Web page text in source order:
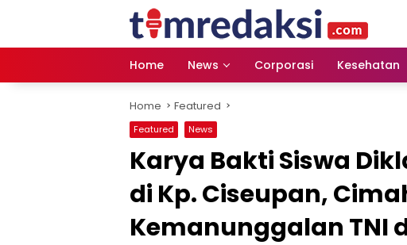
Home News Corporasi Kesehatan
Home Featured
Featured News
Karya Bakti Siswa
di Kp. Ciseupan,
Kemanunggalan TNI